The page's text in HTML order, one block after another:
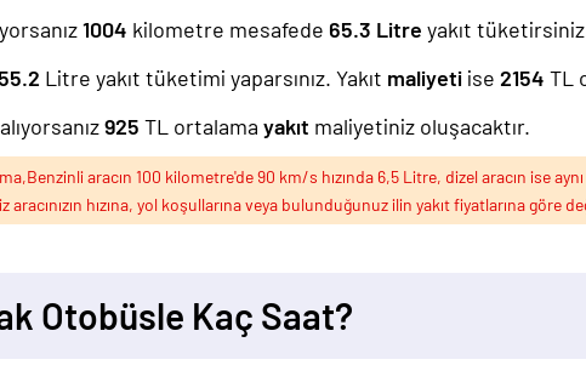
1004 kilometre mesafede 65.3 Litre yakıt
55.2 Litre yakıt tüketimi yaparsınız. Yakıt maliyeti ise 2154 TL
925 TL ortalama yakıt maliyetiniz oluşacaktır.
aracın 100 kilometre'de 90 km/s hızında 6,5 Litre, dizel aracın ise
aracınızın hızına, yol koşullarına veya bulunduğunuz ilin yakıt fiyatlarına göre
Otobüsle Kaç Saat?